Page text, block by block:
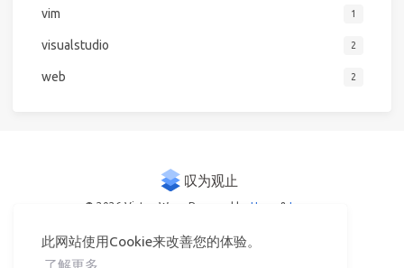
此网站使用Cookie来改善您的体验。
vim 1
visualstudio 2
web 2
© 2026 Victor Woo Powered by Hexo & Icarus